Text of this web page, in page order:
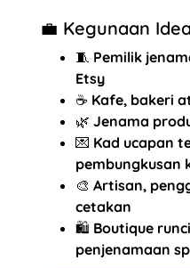
💼 Kegunaan
🧵 Pemilik
Etsy
☕ Kafe, bakeri
🌿 Jenama
💌 Kad ucapan
pembungkusan
🎨 Artisan,
cetakan
🛍️ Boutique
penjenamaan